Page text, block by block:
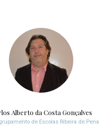
Alberto da Costa Gonçalves
de Escolas Ribeira de Pena